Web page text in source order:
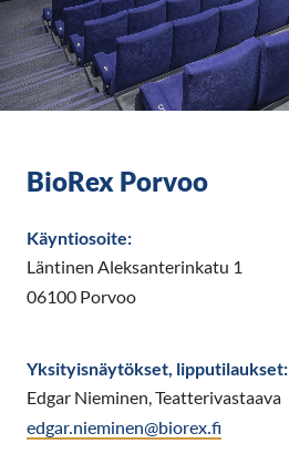
BioRex Porvoo
Käyntiosoite:
Läntinen Aleksanterinkatu 1
06100 Porvoo
Yksityisnäytökset, lipputilaukset:
Edgar Nieminen, Teatterivastaava
edgar.nieminen@biorex.fi